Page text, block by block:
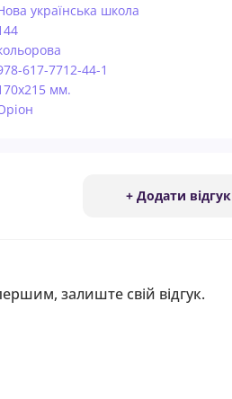
українська школа
617-7712-44-1
мм.
+ Додати відгук
залиште свій відгук.